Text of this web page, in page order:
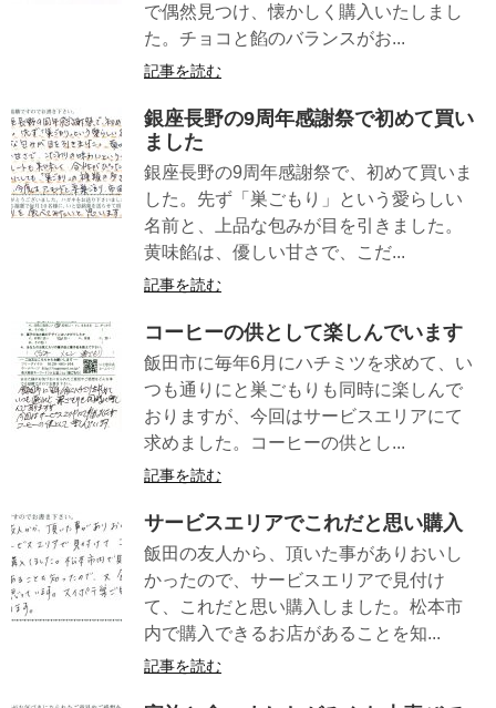
で偶然見つけ、懐かしく購入いたしまし
た。チョコと餡のバランスがお...
記事を読む
銀座長野の9周年感謝祭で初めて買い
ました
銀座長野の9周年感謝祭で、初めて買いま
した。先ず「巣ごもり」という愛らしい
名前と、上品な包みが目を引きました。
黄味餡は、優しい甘さで、こだ...
記事を読む
コーヒーの供として楽しんでいます
飯田市に毎年6月にハチミツを求めて、い
つも通りにと巣ごもりも同時に楽しんで
おりますが、今回はサービスエリアにて
求めました。コーヒーの供とし...
記事を読む
サービスエリアでこれだと思い購入
飯田の友人から、頂いた事がありおいし
かったので、サービスエリアで見付け
て、これだと思い購入しました。松本市
内で購入できるお店があることを知...
記事を読む